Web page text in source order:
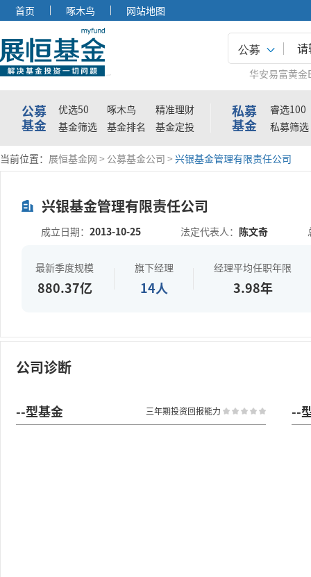
首页 啄木鸟 网站地图
公募
华安易富黄金
公募
基金
优选50 啄木鸟
精准理财
基金筛选
基金排名 基金定投
私募
基金
睿选100
私募筛选
当前位置： 展恒基金网 > 公募基金公司 > 兴银基金管理有限责任公司
兴银基金管理有限责任公司
成立日期：2013-10-25 法定代表人： 陈文奇
最新季度规模
880.37亿
旗下经理
14人
经理平均任职年限
3.98年
公司诊断
--型基金 三年期投资回报能力 --